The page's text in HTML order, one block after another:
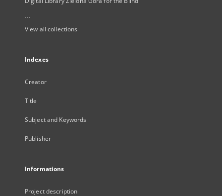
...
View all collections
Indexes
Creator
Title
Subject and Keywords
Publisher
Informations
Project description